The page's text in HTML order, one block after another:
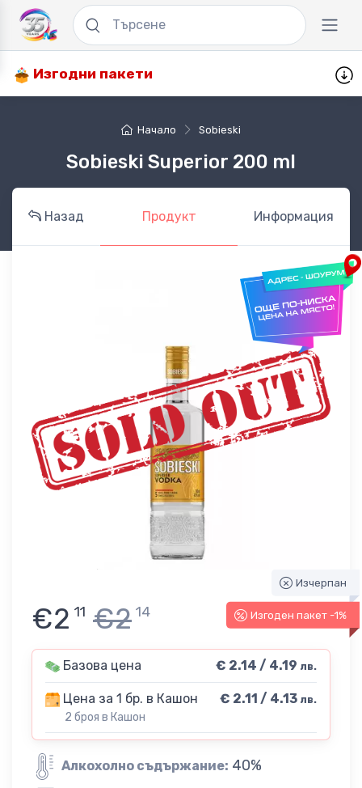
Изгодни пакети
Начало Sobieski
Sobieski Superior 200 ml
Назад Продукт Информация
Изчерпан
Изгоден пакет -1%
€2 11 €2 14
Базова цена € 2.14 / 4.19 лв.
Цена за 1 бр. в Кашон
2 броя в Кашон
€ 2.11 / 4.13 лв.
Алкохолно съдържание: 40%